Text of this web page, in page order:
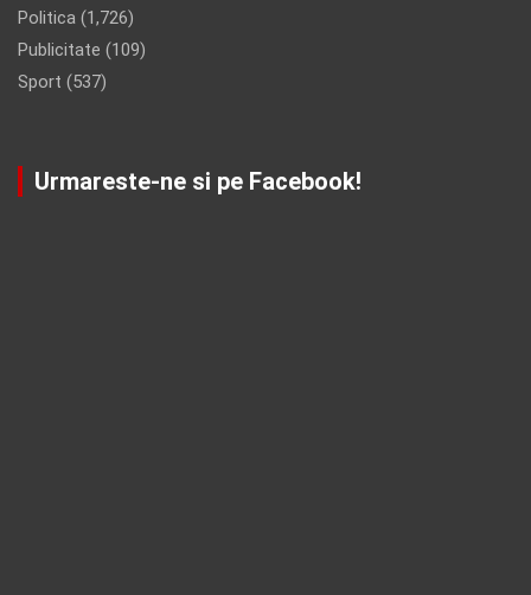
Politica (1,726)
Publicitate (109)
Sport (537)
Urmareste-ne si pe Facebook!